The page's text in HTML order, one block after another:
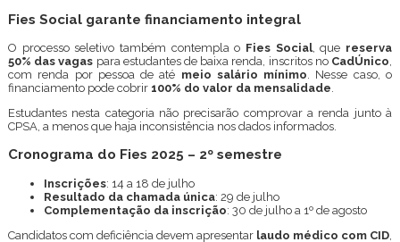
Fies Social garante financiamento integral
O processo seletivo também contempla o Fies Social, que reserva
50% das vagas para estudantes de baixa renda, inscritos no CadÚnico,
com renda por pessoa de até meio salário mínimo. Nesse caso, o
financiamento pode cobrir 100% do valor da mensalidade.
Estudantes nesta categoria não precisarão comprovar a renda junto à
CPSA, a menos que haja inconsistência nos dados informados.
Cronograma do Fies 2025 – 2º semestre
Inscrições: 14 a 18 de julho
Resultado da chamada única: 29 de julho
Complementação da inscrição: 30 de julho a 1º de agosto
Candidatos com deficiência devem apresentar laudo médico com CID